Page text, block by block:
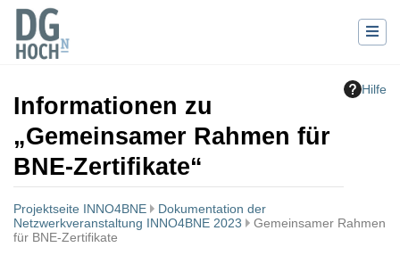
Hilfe
Informationen zu
„Gemeinsamer Rahmen für
BNE-Zertifikate“
Projektseite INNO4BNE
Dokumentation der
Netzwerkveranstaltung INNO4BNE 2023
Gemeinsamer Rahmen
für BNE-Zertifikate